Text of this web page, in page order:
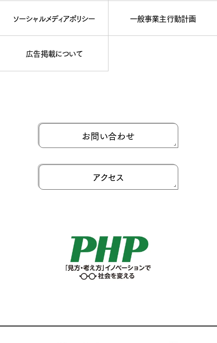
ソーシャルメディアポリシー 一般事業主行動計画
広告掲載について
お問い合わせ
アクセス